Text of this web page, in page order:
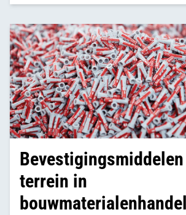
gebruiken op kennisniveau van dat
sector is daar stevig mee bezig,
zich zeker bereid toont om daarbij
terrein in
bouwmaterialenhandel